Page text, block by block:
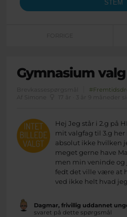
FORRIGE
Gymnasium valg
Brevkassespørgsmål
Af Simone
Hej Jeg står i 2.g på
mit valgfag til 3.g
absolut ikke hvilken
meget gerne have
men min veninde og
fedt det ville være at
ved ikke helt hvad
Dagmar, frivillig uddannet
svaret på dette spørgsmål